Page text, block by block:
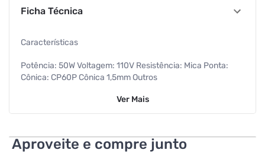
Ficha Técnica
Características
Potência: 50W Voltagem: 110V Resistência: Mica Ponta:
Cônica: CP60P Cônica 1,5mm Outros
- Conjunto de resistência e tubo metálico substituível.
Ver Mais
Aproveite e compre junto